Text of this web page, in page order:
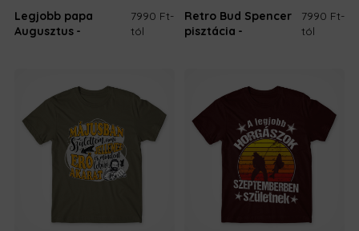
Legjobb papa
Augusztus
7990 Ft-
tól
Retro Bud Spencer
pisztácia
7990 Ft-
tól